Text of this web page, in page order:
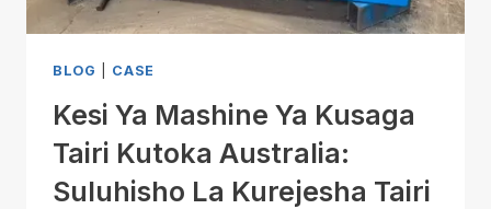
BLOG CASE
Kesi Ya Mashine Ya Kusaga
Tairi Kutoka Australia:
Suluhisho La Kurejesha Tairi